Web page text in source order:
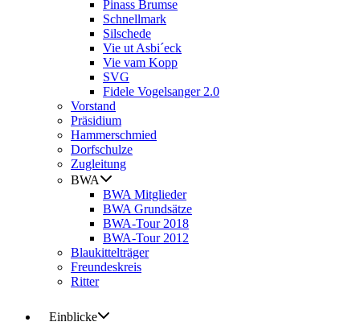
Pinass Brumse
Schnellmark
Silschede
Vie ut Asbi´eck
Vie vam Kopp
SVG
Fidele Vogelsanger 2.0
Vorstand
Präsidium
Hammerschmied
Dorfschulze
Zugleitung
BWA
BWA Mitglieder
BWA Grundsätze
BWA-Tour 2018
BWA-Tour 2012
Blaukittelträger
Freundeskreis
Ritter
Einblicke